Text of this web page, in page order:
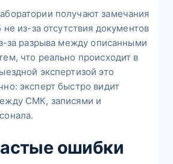
получают замечания
не из-за отсутствия документов
за разрыва между описанными
что реально происходит в
экспертизой это
эксперт быстро видит
СМК, записями и
ошибки